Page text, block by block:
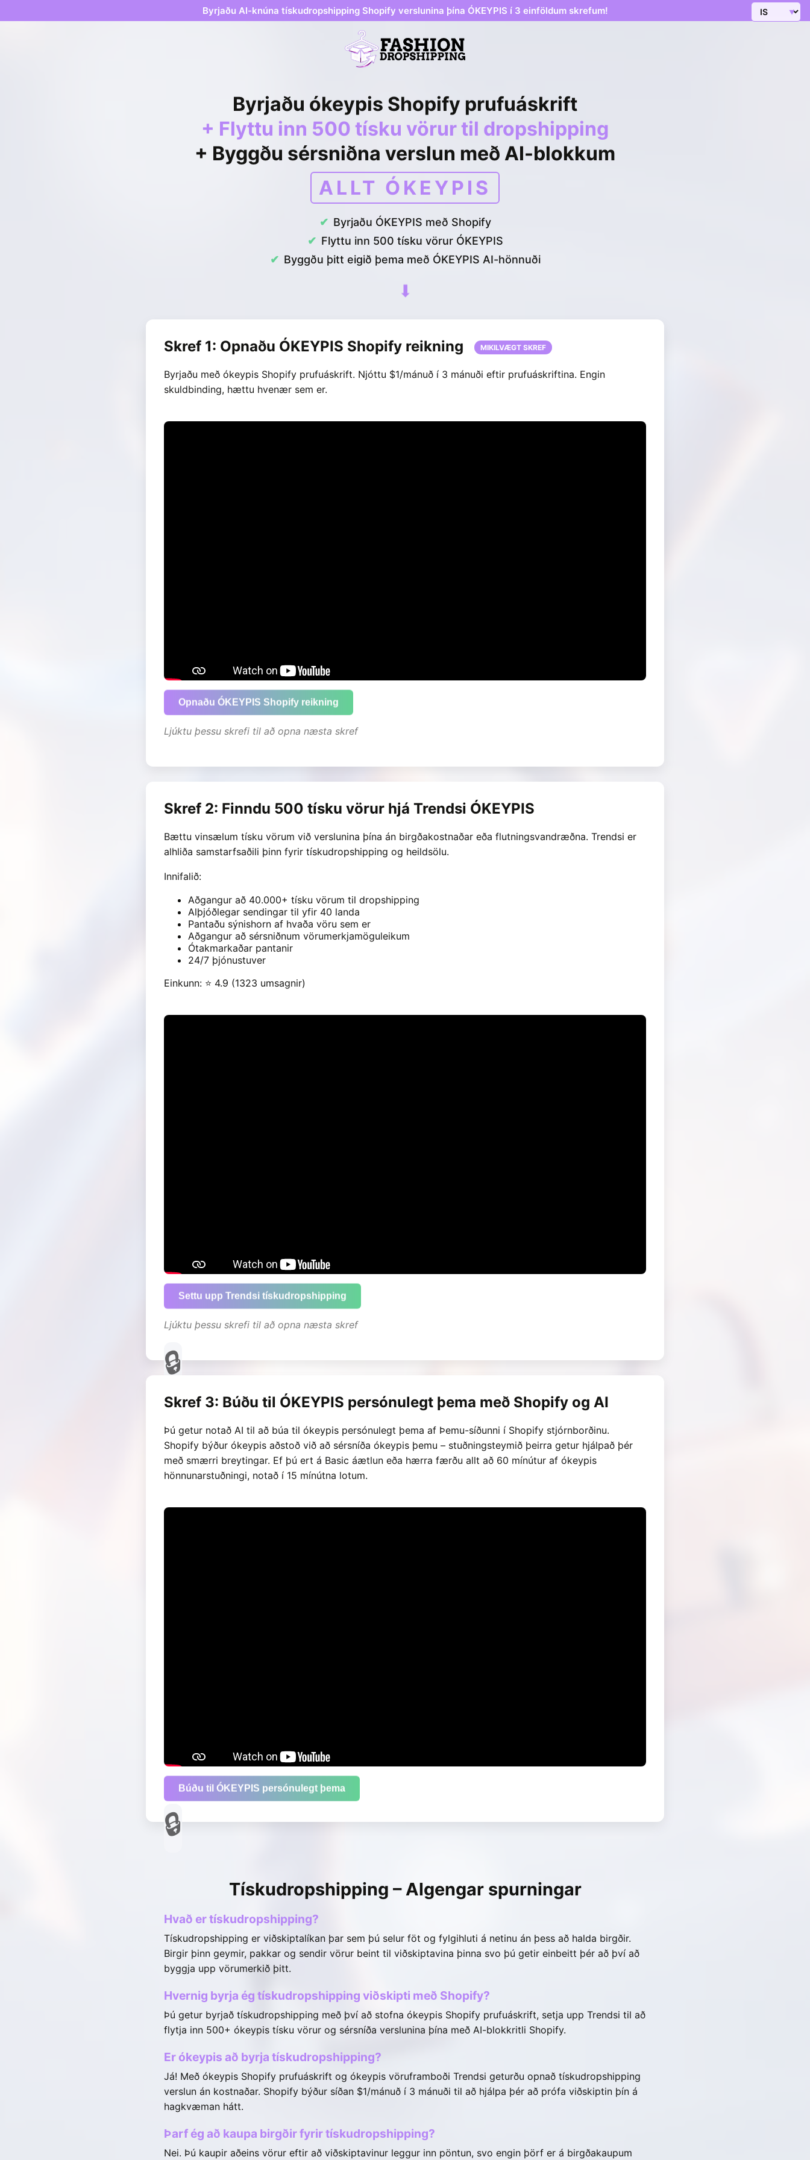
Byrjaðu AI-knúna tískudropshipping Shopify verslunina þína ÓKEYPIS í 3 einföldum skrefum!
Byrjaðu ókeypis Shopify prufuáskrift
+ Flyttu inn 500 tísku vörur til dropshipping
+ Byggðu sérsniðna verslun með AI-blokkum
ALLT ÓKEYPIS
Byrjaðu ÓKEYPIS með Shopify
Flyttu inn 500 tísku vörur ÓKEYPIS
Byggðu þitt eigið þema með ÓKEYPIS AI-hönnuði
⬇
Skref 1: Opnaðu ÓKEYPIS Shopify reikning MIKILVÆGT SKREF
Byrjaðu með ókeypis Shopify prufuáskrift. Njóttu $1/mánuð í 3 mánuði eftir prufuáskriftina. Engin
skuldbinding, hættu hvenær sem er.
Opnaðu ÓKEYPIS Shopify reikning
Ljúktu þessu skrefi til að opna næsta skref
Skref 2: Finndu 500 tísku vörur hjá Trendsi ÓKEYPIS
Bættu vinsælum tísku vörum við verslunina þína án birgðakostnaðar eða flutningsvandræðna. Trendsi er
alhliða samstarfsaðili þinn fyrir tískudropshipping og heildsölu.
Innifalið:
Aðgangur að 40.000+ tísku vörum til dropshipping
Alþjóðlegar sendingar til yfir 40 landa
Pantaðu sýnishorn af hvaða vöru sem er
Aðgangur að sérsniðnum vörumerkjamöguleikum
Ótakmarkaðar pantanir
24/7 þjónustuver
Einkunn: ⭐ 4.9 (1323 umsagnir)
Settu upp Trendsi tískudropshipping
Ljúktu þessu skrefi til að opna næsta skref
Skref 3: Búðu til ÓKEYPIS persónulegt þema með Shopify og AI
Þú getur notað AI til að búa til ókeypis persónulegt þema af Þemu-síðunni í Shopify stjórnborðinu.
Shopify býður ókeypis aðstoð við að sérsníða ókeypis þemu – stuðningsteymið þeirra getur hjálpað þér
með smærri breytingar. Ef þú ert á Basic áætlun eða hærra færðu allt að 60 mínútur af ókeypis
hönnunarstuðningi, notað í 15 mínútna lotum.
Búðu til ÓKEYPIS persónulegt þema
Tískudropshipping – Algengar spurningar
Hvað er tískudropshipping?
Tískudropshipping er viðskiptalíkan þar sem þú selur föt og fylgihluti á netinu án þess að halda birgðir.
Birgir þinn geymir, pakkar og sendir vörur beint til viðskiptavina þinna svo þú getir einbeitt þér að því að
byggja upp vörumerkið þitt.
Hvernig byrja ég tískudropshipping viðskipti með Shopify?
Þú getur byrjað tískudropshipping með því að stofna ókeypis Shopify prufuáskrift, setja upp Trendsi til að
flytja inn 500+ ókeypis tísku vörur og sérsníða verslunina þína með AI-blokkritli Shopify.
Er ókeypis að byrja tískudropshipping?
Já! Með ókeypis Shopify prufuáskrift og ókeypis vöruframboði Trendsi geturðu opnað tískudropshipping
verslun án kostnaðar. Shopify býður síðan $1/mánuð í 3 mánuði til að hjálpa þér að prófa viðskiptin þín á
hagkvæman hátt.
Þarf ég að kaupa birgðir fyrir tískudropshipping?
Nei. Þú kaupir aðeins vörur eftir að viðskiptavinur leggur inn pöntun, svo engin þörf er á birgðakaupum